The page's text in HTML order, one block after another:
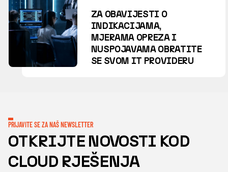
ZA OBAVIJESTI O
INDIKACIJAMA,
MJERAMA OPREZA I
NUSPOJAVAMA OBRATITE
SE SVOM IT PROVIDERU
PRIJAVITE SE ZA NAŠ NEWSLETTER
OTKRIJTE NOVOSTI KOD
CLOUD RJEŠENJA